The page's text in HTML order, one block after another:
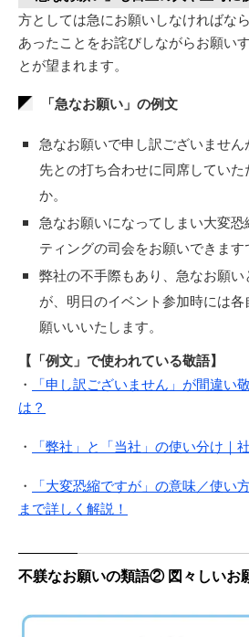
方としては急にお願いしなければな
あったことをお詫びしながらお願い
とが望まれます。
「急なお願い」の例文
急なお願いで申し訳ございませ
先との打ち合わせに同席していた
か。
急なお願いになってしまい大変
ティングの司会をお願いできます
弊社の不手際もあり、急なお願
が、明日のイベント参加時には
願いいいたします。
【「例文」で使われている敬語】
・
「申し訳ございません」が間違い
は？
・ 「弊社」と「当社」の使い分け｜
・
「大変恐縮ですが」の意味／使い
まで詳しく解説！
不躾なお願いの類語② 図々しいお